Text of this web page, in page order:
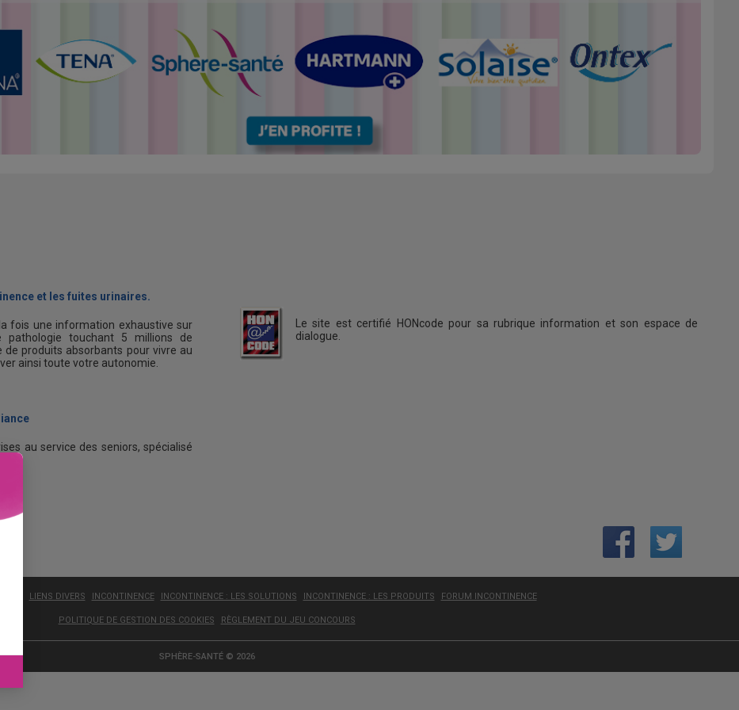
et les fuites urinaires.
fois une information exhaustive sur
touchant 5 millions de
de produits absorbants pour vivre au
ainsi toute votre autonomie.
Le site est certifié HONcode pour sa rubrique information et son espace de
dialogue.
au service des seniors, spécialisé
LIENS DIVERS INCONTINENCE INCONTINENCE : LES SOLUTIONS INCONTINENCE : LES PRODUITS FORUM INCONTINENCE
POLITIQUE DE GESTION DES COOKIES RÈGLEMENT DU JEU CONCOURS
SPHÈRE-SANTÉ © 2026